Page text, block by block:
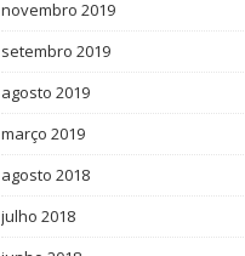
novembro 2019
setembro 2019
agosto 2019
março 2019
agosto 2018
julho 2018